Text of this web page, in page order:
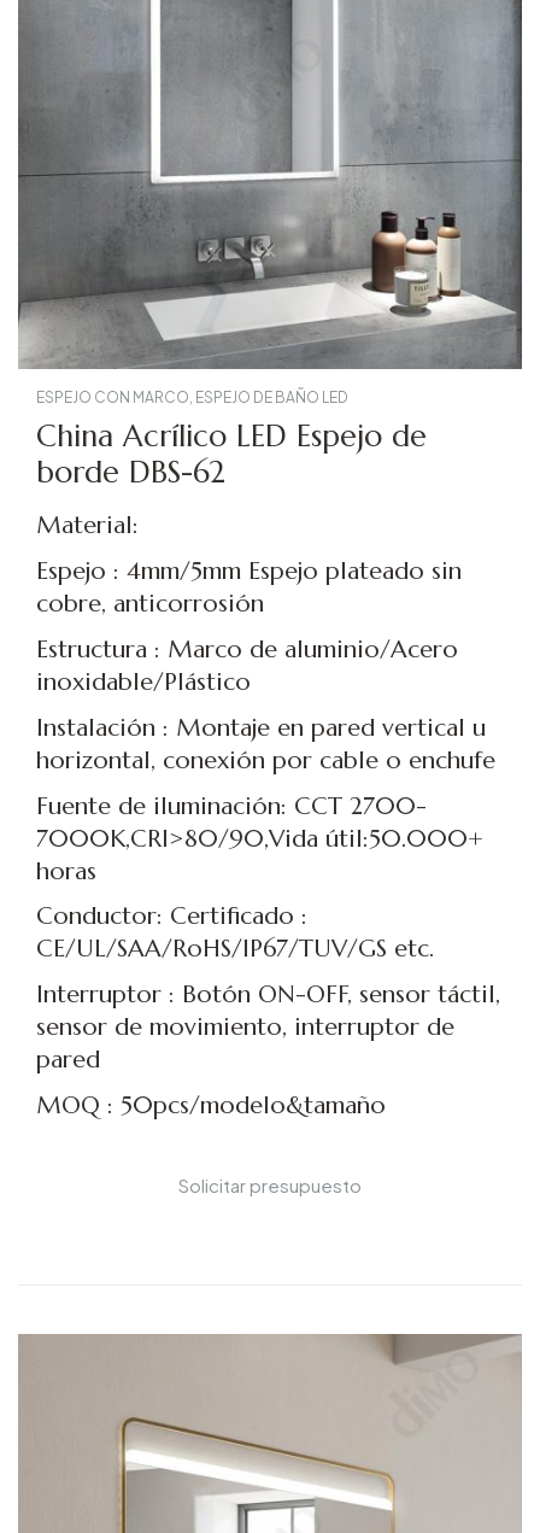
ESPEJO CON MARCO, ESPEJO DE BAÑO LED
China Acrílico LED Espejo de
borde DBS-62
Material:
Espejo : 4mm/5mm Espejo plateado sin
cobre, anticorrosión
Estructura : Marco de aluminio/Acero
inoxidable/Plástico
Instalación : Montaje en pared vertical u
horizontal, conexión por cable o enchufe
Fuente de iluminación: CCT 2700-
7000K,CRI>80/90,Vida útil:50.000+
horas
Conductor: Certificado :
CE/UL/SAA/RoHS/IP67/TUV/GS etc.
Interruptor : Botón ON-OFF, sensor táctil,
sensor de movimiento, interruptor de
pared
MOQ : 50pcs/modelo&tamaño
Solicitar presupuesto